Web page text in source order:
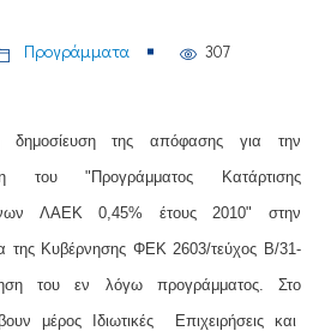
Προγράμματα 307
δημοσίευση της απόφασης για την
του "Προγράμματος Κατάρτισης
ΛΑΕΚ 0,45% έτους 2010" στην
της Κυβέρνησης ΦΕΚ 2603/τεύχος Β/31-
του εν λόγω προγράμματος. Στο
μέρος Ιδιωτικές Επιχειρήσεις και